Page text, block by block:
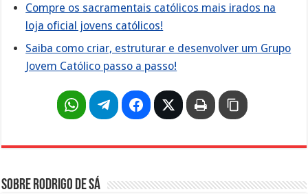
Compre os sacramentais católicos mais irados na
loja oficial jovens católicos!
Saiba como criar, estruturar e desenvolver um Grupo
Jovem Católico passo a passo!
Sobre Rodrigo de Sá